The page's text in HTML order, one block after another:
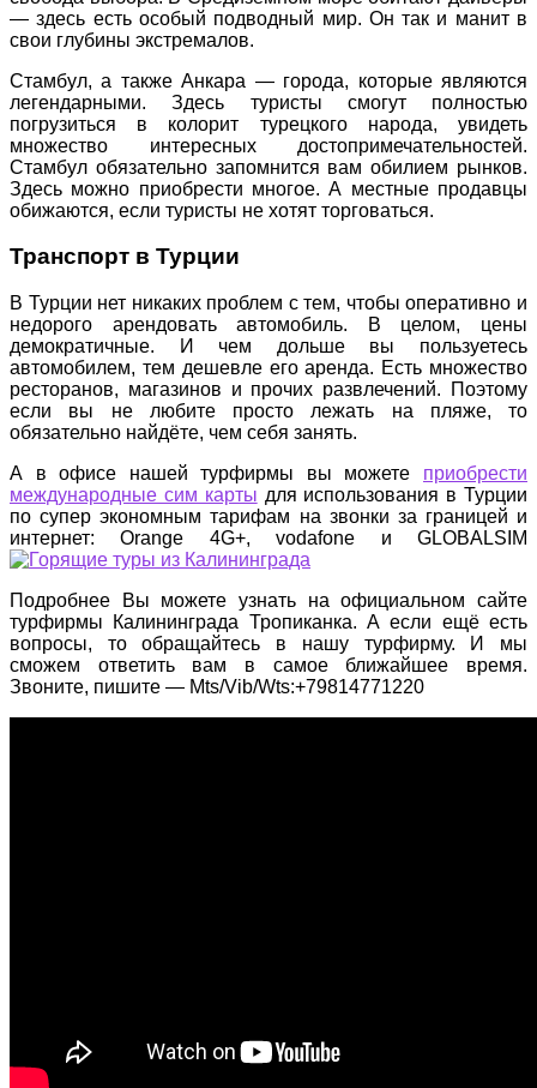
— здесь есть особый подводный мир. Он так и манит в
свои глубины экстремалов.
Стамбул, а также Анкара — города, которые являются
легендарными. Здесь туристы смогут полностью
погрузиться в колорит турецкого народа, увидеть
множество интересных достопримечательностей.
Стамбул обязательно запомнится вам обилием рынков.
Здесь можно приобрести многое. А местные продавцы
обижаются, если туристы не хотят торговаться.
Транспорт в Турции
В Турции нет никаких проблем с тем, чтобы оперативно и
недорого арендовать автомобиль. В целом, цены
демократичные. И чем дольше вы пользуетесь
автомобилем, тем дешевле его аренда. Есть множество
ресторанов, магазинов и прочих развлечений. Поэтому
если вы не любите просто лежать на пляже, то
обязательно найдёте, чем себя занять.
А в офисе нашей турфирмы вы можете приобрести
международные сим карты для использования в Турции
по супер экономным тарифам на звонки за границей и
интернет: Orange 4G+, vodafone и GLOBALSIM
Подробнее Вы можете узнать на официальном сайте
турфирмы Калининграда Тропиканка. А если ещё есть
вопросы, то обращайтесь в нашу турфирму. И мы
сможем ответить вам в самое ближайшее время.
Звоните, пишите — Mts/Vib/Wts:+79814771220